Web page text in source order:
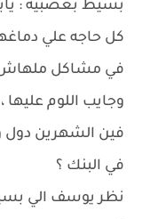
بسيط بعصبيه :
كل حاجه علي
في مشاكل ملهاش
وجايب اللوم
فين الشهرين
في البنك ؟
نظر يوسف الي